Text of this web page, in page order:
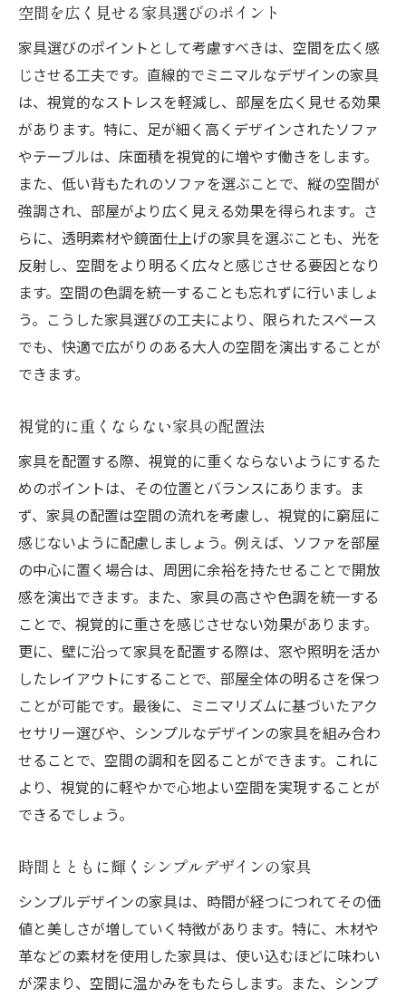
空間を広く見せる家具選びのポイント
家具選びのポイントとして考慮すべきは、空間を広く感
じさせる工夫です。直線的でミニマルなデザインの家具
は、視覚的なストレスを軽減し、部屋を広く見せる効果
があります。特に、足が細く高くデザインされたソファ
やテーブルは、床面積を視覚的に増やす働きをします。
また、低い背もたれのソファを選ぶことで、縦の空間が
強調され、部屋がより広く見える効果を得られます。さ
らに、透明素材や鏡面仕上げの家具を選ぶことも、光を
反射し、空間をより明るく広々と感じさせる要因となり
ます。空間の色調を統一することも忘れずに行いましょ
う。こうした家具選びの工夫により、限られたスペース
でも、快適で広がりのある大人の空間を演出することが
できます。
視覚的に重くならない家具の配置法
家具を配置する際、視覚的に重くならないようにするた
めのポイントは、その位置とバランスにあります。ま
ず、家具の配置は空間の流れを考慮し、視覚的に窮屈に
感じないように配慮しましょう。例えば、ソファを部屋
の中心に置く場合は、周囲に余裕を持たせることで開放
感を演出できます。また、家具の高さや色調を統一する
ことで、視覚的に重さを感じさせない効果があります。
更に、壁に沿って家具を配置する際は、窓や照明を活か
したレイアウトにすることで、部屋全体の明るさを保つ
ことが可能です。最後に、ミニマリズムに基づいたアク
セサリー選びや、シンプルなデザインの家具を組み合わ
せることで、空間の調和を図ることができます。これに
より、視覚的に軽やかで心地よい空間を実現することが
できるでしょう。
時間とともに輝くシンプルデザインの家具
シンプルデザインの家具は、時間が経つにつれてその価
値と美しさが増していく特徴があります。特に、木材や
革などの素材を使用した家具は、使い込むほどに味わい
が深まり、空間に温かみをもたらします。また、シンプ